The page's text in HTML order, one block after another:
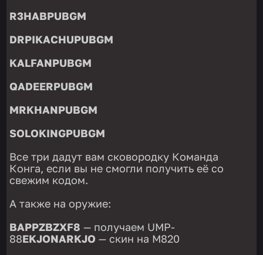
R3HABPUBGM
DRPIKACHUPUBGM
KALFANPUBGM
QADEERPUBGM
MRKHANPUBGM
SOLOKINGPUBGM
Все три дадут вам сковородку Команда
Конга, если вы не смогли получить её со
свежим кодом.
А также на оружие:
BAPPZBZXF8 — получаем UMP-
88EKJONARKJO — скин на M820